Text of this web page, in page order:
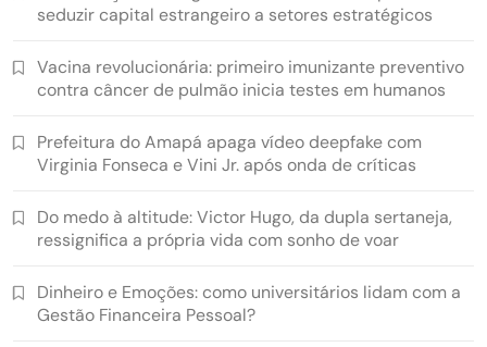
seduzir capital estrangeiro a setores estratégicos
Vacina revolucionária: primeiro imunizante preventivo
contra câncer de pulmão inicia testes em humanos
Prefeitura do Amapá apaga vídeo deepfake com
Virginia Fonseca e Vini Jr. após onda de críticas
Do medo à altitude: Victor Hugo, da dupla sertaneja,
ressignifica a própria vida com sonho de voar
Dinheiro e Emoções: como universitários lidam com a
Gestão Financeira Pessoal?